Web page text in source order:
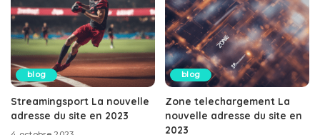
blog
Streamingsport La nouvelle
adresse du site en 2023
blog
Zone telechargement La
nouvelle adresse du site en
2023